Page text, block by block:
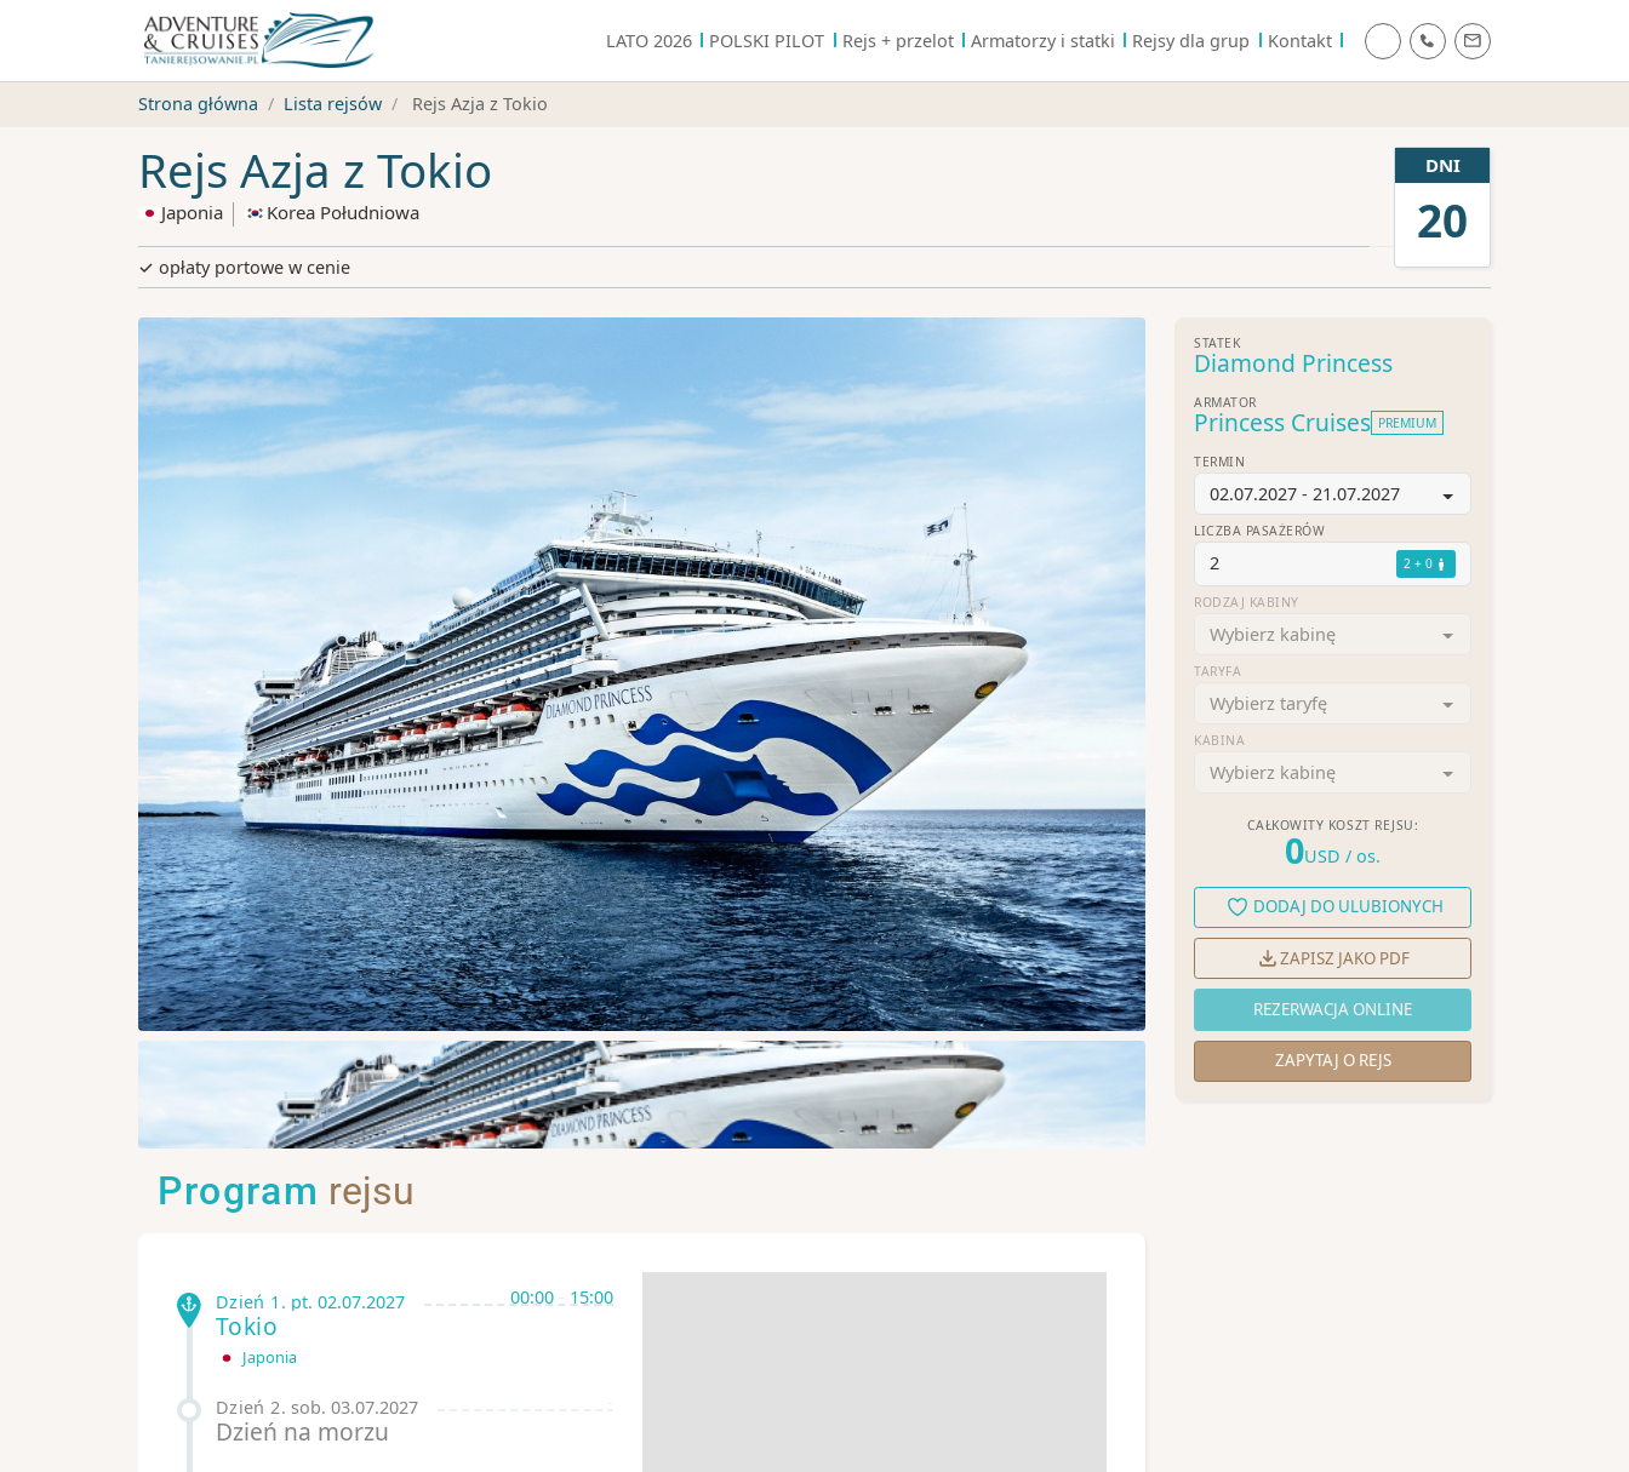
LATO 2026 POLSKI PILOT Rejs + przelot Armatorzy i statki Rejsy dla grup Kontakt
Strona główna Lista rejsów Rejs Azja z Tokio
Rejs Azja z Tokio
Japonia Korea Południowa
DNI
20
✓ opłaty portowe w cenie
Program rejsu
00:00 - 15:00
Dzień 1 . pt. 02.07.2027
Tokio
Japonia
Dzień 2. sob. 03.07.2027
Dzień na morzu
STATEK
Diamond Princess
ARMATOR
Princess Cruises PREMIUM
TERMIN
02.07.2027 - 21.07.2027
LICZBA PASAŻERÓW
2 2 + 0
RODZAJ KABINY
Wybierz kabinę
TARYFA
Wybierz taryfę
KABINA
Wybierz kabinę
CAŁKOWITY KOSZT REJSU:
0USD / os.
DODAJ DO ULUBIONYCH
ZAPISZ JAKO PDF
REZERWACJA ONLINE
ZAPYTAJ O REJS